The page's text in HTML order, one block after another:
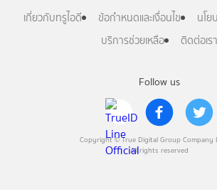
Follow us
Copyright © True Digital Group Company
All rights reserved
เกี่ยวกับทรูไอดี ข้อกำหนดและเงื่อนไข
นโย
บริการช่วยเหลือ
ติดต่อเรา